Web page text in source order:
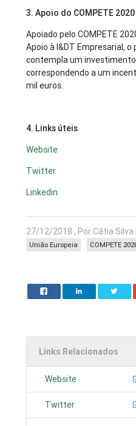
3. Apoio do COMPETE 2020
Apoiado pelo COMPETE
Apoio à I&DT Empresarial, o
contempla um
correspondendo a um
mil euros.
4. Links úteis
Website
Twitter
Linkedin
27/12/2018 , Por Cátia Silva
COMPETE
União Europeia
Links Relacionados
Website
Twitter